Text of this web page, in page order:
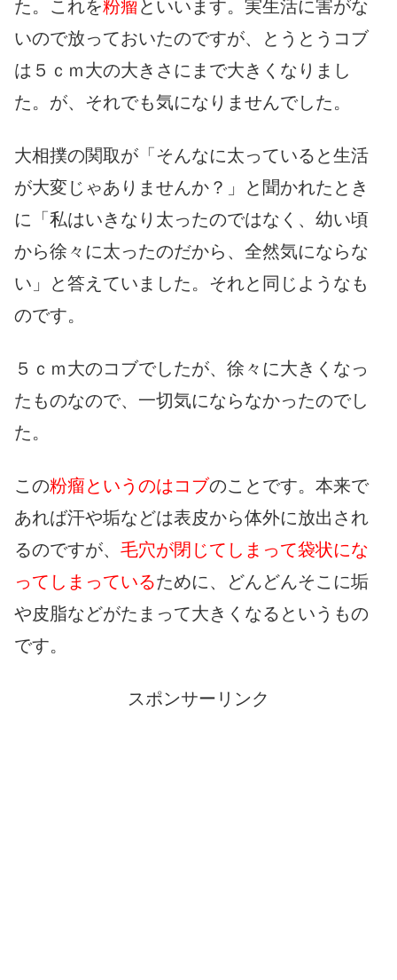
た。これを粉瘤 といいます。実生活に害がな
いので放っておいたのですが、とうとうコブ
は５ｃｍ大の大きさにまで大きくなりまし
た。が、それでも気になりませんでした。
大相撲の関取が「そんなに太っていると生活
が大変じゃありませんか？」と聞かれたとき
に「私はいきなり太ったのではなく、幼い頃
から徐々に太ったのだから、全然気にならな
い」と答えていました。それと同じようなも
のです。
５ｃｍ大のコブでしたが、徐々に大きくなっ
たものなので、一切気にならなかったのでし
た。
この粉瘤というのはコブのことです。本来で
あれば汗や垢などは表皮から体外に放出され
るのですが、 毛穴が閉じてしまって袋状にな
ってしまっているために、どんどんそこに垢
や皮脂などがたまって大きくなるというもの
です。
スポンサーリンク